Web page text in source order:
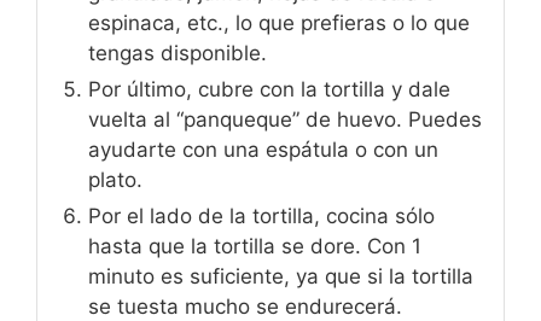
espinaca, etc., lo que prefieras o lo que
tengas disponible.
Por último, cubre con la tortilla y dale
vuelta al “panqueque” de huevo. Puedes
ayudarte con una espátula o con un
plato.
Por el lado de la tortilla, cocina sólo
hasta que la tortilla se dore. Con 1
minuto es suficiente, ya que si la tortilla
se tuesta mucho se endurecerá.